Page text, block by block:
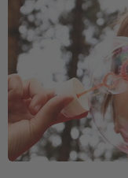
EFöB
Schulbezogene
Tagesgruppen
HILFEN ZUR
BETREUTES